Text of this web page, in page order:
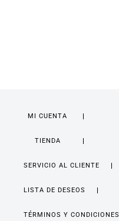
MI CUENTA
TIENDA
SERVICIO AL CLIENTE
LISTA DE DESEOS
TÉRMINOS Y CONDICIONES